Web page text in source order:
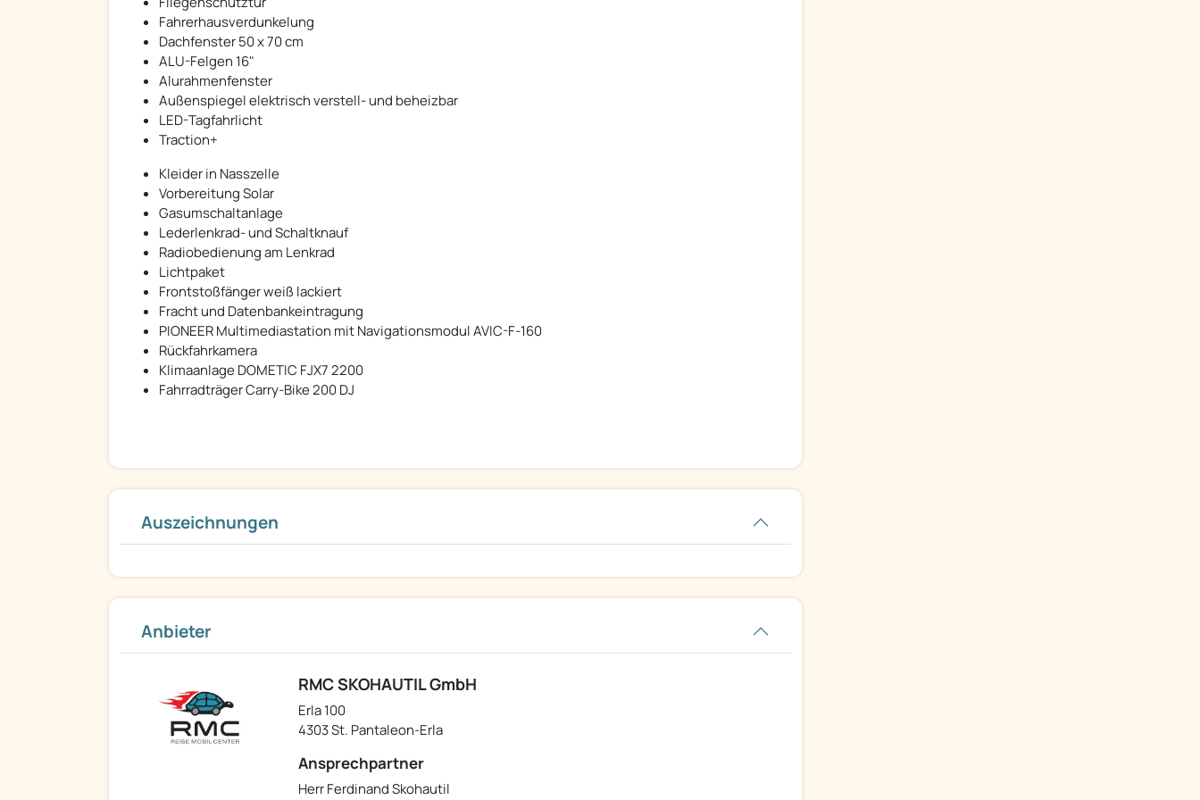
Fahrerhausverdunkelung
Dachfenster 50 x 70 cm
ALU-Felgen 16"
Alurahmenfenster
Außenspiegel elektrisch verstell- und beheizbar
LED-Tagfahrlicht
Traction+
Kleider in Nasszelle
Vorbereitung Solar
Gasumschaltanlage
Lederlenkrad- und Schaltknauf
Radiobedienung am Lenkrad
Lichtpaket
Frontstoßfänger weiß lackiert
Fracht und Datenbankeintragung
PIONEER Multimediastation mit Navigationsmodul AVIC-F-160
Rückfahrkamera
Klimaanlage DOMETIC FJX7 2200
Fahrradträger Carry-Bike 200 DJ
Auszeichnungen
Anbieter
RMC SKOHAUTIL GmbH
Erla 100
4303 St. Pantaleon-Erla
Ansprechpartner
Herr Ferdinand Skohautil